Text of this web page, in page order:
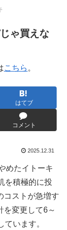
ゃ買えな
こちら 。
はてブ
コメント
2025.12.31
めたイトーキ
を積極的に投
コストが急増す
を変更して6～
います。